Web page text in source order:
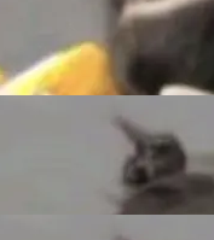
Spa
，支
面
的经
括：
、写
Muse
些后
整个
度
。